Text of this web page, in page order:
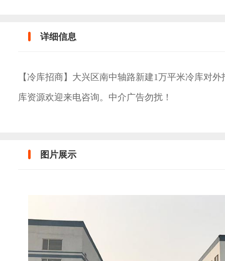
详细信息
【冷库招商】大兴区南中轴路新建1万平米冷库对
库资源欢迎来电咨询。中介广告勿扰！
图片展示